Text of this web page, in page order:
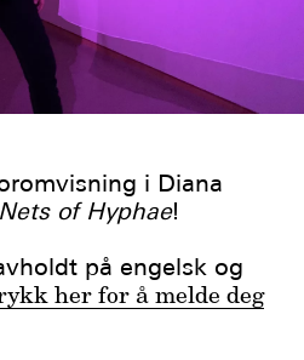
i Diana
Nets of Hyphae!
på engelsk og
her for å melde deg